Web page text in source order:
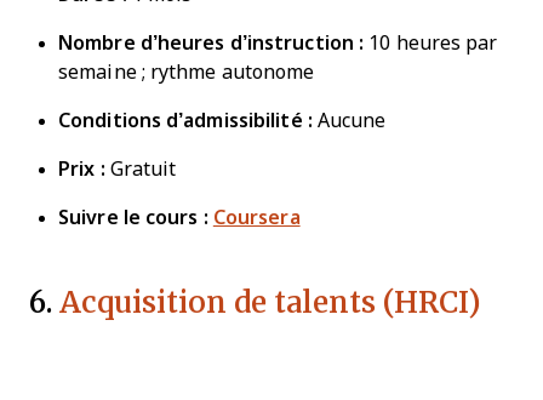
Nombre d’heures d’instruction : 10 heures par
semaine ; rythme autonome
Conditions d’admissibilité : Aucune
Prix : Gratuit
Suivre le cours : Coursera
6. Acquisition de talents (HRCI)